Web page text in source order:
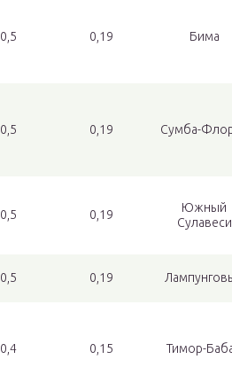
0,5 0,19 Бима
0,5 0,19 Сумба-
0,5 0,19
Южный
Сулавеси
0,5 0,19
0,4 0,15 Тимор-